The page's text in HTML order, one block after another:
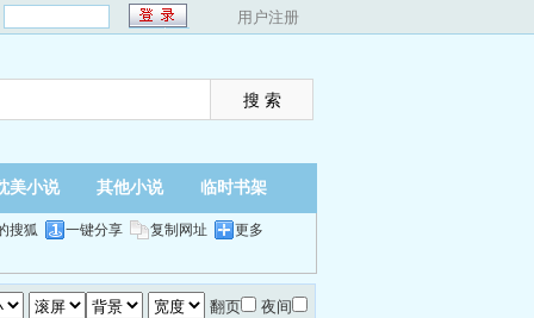
用户注册
美小说 其他小说 临时书架
搜狐 一键分享 复制网址 更多
翻页 夜间